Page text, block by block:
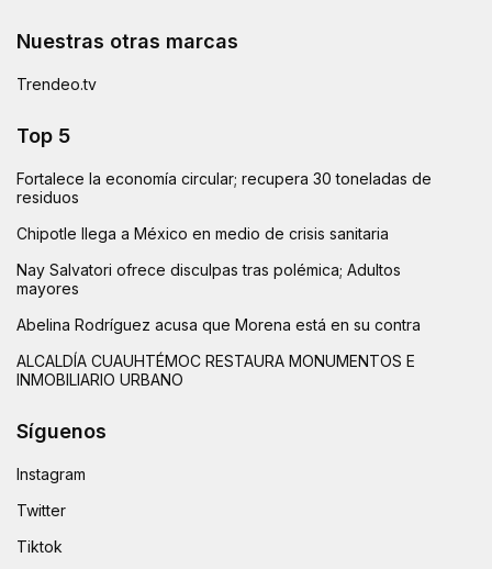
Nuestras otras marcas
Trendeo.tv
Top 5
Fortalece la economía circular; recupera 30 toneladas de
residuos
Chipotle llega a México en medio de crisis sanitaria
Nay Salvatori ofrece disculpas tras polémica; Adultos
mayores
Abelina Rodríguez acusa que Morena está en su contra
ALCALDÍA CUAUHTÉMOC RESTAURA MONUMENTOS E
INMOBILIARIO URBANO
Síguenos
Instagram
Twitter
Tiktok